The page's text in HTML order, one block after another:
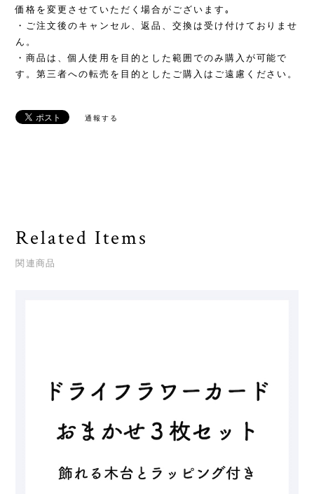
価格を変更させていただく場合がございます｡
・ご注文後のキャンセル、返品、交換は受け付けておりませ
ん。
・商品は、個人使用を目的とした範囲でのみ購入が可能で
す。第三者への転売を目的としたご購入はご遠慮ください。
通報する
Related Items
関連商品